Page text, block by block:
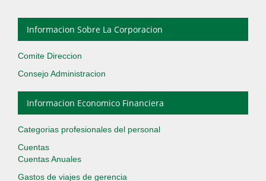
Informacion Sobre La Corporacion
Comite Direccion
Consejo Administracion
Informacion Economico Financiera
Categorias profesionales del personal
Cuentas
Cuentas Anuales
Gastos de viajes de gerencia